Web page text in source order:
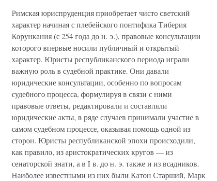
Римская юриспруденция приобретает чисто светский
характер начиная с плебейского понтифика Тиберия
Корункания (с 254 года до н. э.), правовые консультации
которого впервые носили публичный и открытый
характер. Юристы республиканского периода играли
важную роль в судебной практике. Они давали
юридические консультации, особенно по вопросам
судебного процесса, формулируя в связи с ними
правовые ответы, редактировали и составляли
юридические акты, в ряде случаев принимали участие в
самом судебном процессе, оказывая помощь одной из
сторон. Юристы республиканской эпохи происходили,
как правило, из аристократических кругов — из
сенаторской знати, а в I в. до н. э. также и из всадников.
Наиболее известными из них были Катон Старший, Марк